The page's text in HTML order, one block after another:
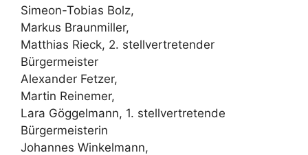
Simeon-Tobias Bolz,
Markus Braunmiller,
Matthias Rieck, 2. stellvertretender
Bürgermeister
Alexander Fetzer,
Martin Reinemer,
Lara Göggelmann, 1. stellvertretende
Bürgermeisterin
Johannes Winkelmann,